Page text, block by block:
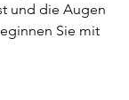
und die Augen
Sie mit